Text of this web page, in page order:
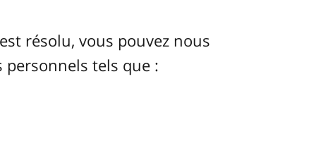
résolu, vous pouvez nous
tels que :